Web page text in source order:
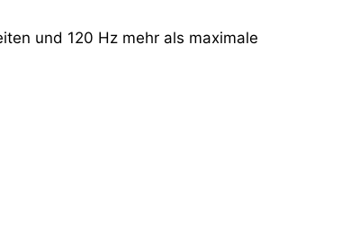
und 120 Hz mehr als maximale